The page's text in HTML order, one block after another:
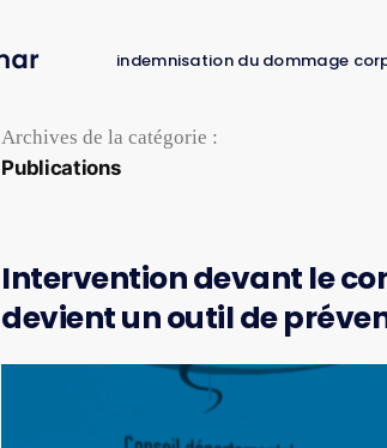
indemnisation du dommage
Archives de la catégorie :
Publications
Intervention devant le
devient un outil de